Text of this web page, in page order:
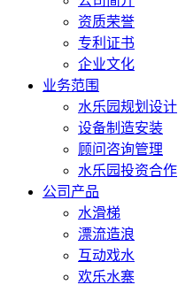
资质荣誉
专利证书
企业文化
业务范围
水乐园规划设计
设备制造安装
顾问咨询管理
水乐园投资合作
公司产品
水滑梯
漂流造浪
互动戏水
欢乐水寨